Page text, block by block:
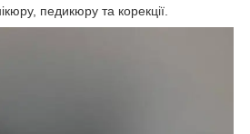
педикюру та корекції.